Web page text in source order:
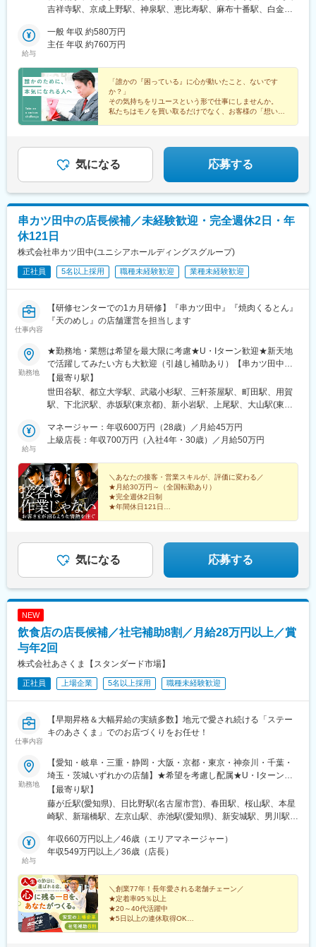
鉄・小田急)、伊勢佐木長者町駅、南流山駅、東成岩駅、栄町駅(愛
天満駅、大阪阿部野橋駅、貝塚駅(大阪府)、四ツ橋駅、大阪狭山市
駅、多田駅(兵庫県)、紀和駅、畝傍御陵前駅、八丁堀駅(広島県)、
浜町アーケード駅、脇田駅、いづろ通駅、府中本町駅、亀戸水神
駅、有明駅(東京都)、鮫洲駅、上野広小路駅、志茂駅、都電雑司ケ
谷駅、京王多摩センター駅、高島町駅、新大津駅、大師橋駅、日
ノ出町駅、小金城趾駅、久屋大通駅、近鉄四日市駅、四条駅(京都
市営)、扇町駅(大阪府)、天王寺駅、近義の里駅、長堀橋駅、胡町
駅、朝日通駅
この機会にご応募ください！≪募集中の拠点≫◆ 東北エリア宮城
部エリア愛知県・岐阜県・静岡県◆北信越エリア長野県◆ 関西エ
リア京都府・大阪府・兵庫県・奈良県◆中国・四国エリア広島
くは・・・https://www.eco-ring.com/shopこちらから詳細住所を
ご確認ください。※将来的にキャリアップのための全国転勤あり
吉祥寺駅、京成上野駅、神泉駅、恵比寿駅、麻布十番駅、白金台
鉄・小田急)、綱島駅、浦和駅、細畑駅、藤が丘駅(愛知県)、上社
駅、金山駅(愛知県)、川名駅、港区役所駅、杁ケ池公園駅、蟹江
駅、下松駅(大阪府)、小林駅(兵庫県)、飾磨駅、御着駅、苦楽園口
駅、甲南山手駅、須磨寺駅、芦屋駅(東海道本線)、東福山駅、立町
駅、草津駅(広島県)、楽々園駅、緑井駅、中洲川端駅、西鉄千早
駅、薬院駅、姪浜駅、光の森駅、宇宿一丁目駅、泉中央駅、船堀
駅、西太子堂駅、新御茶ノ水駅、仙川駅、佐倉駅、幸谷駅、南柏
崎駅、つきみ野駅、川口駅、武蔵藤沢駅、北方真桑駅、大門駅(愛
知県)、稲荷口駅、西焼津駅、長沼駅(静岡県)、東静岡駅、六合
駅、北大路駅、鳥取ノ荘駅、熊取駅、針中野駅、なんば駅(南海
駅、船戸駅、紀ノ川駅、住吉駅(東京都)、王子駅前駅、井の頭公園
駅、上野駅、渋谷駅、広尾駅、六本木駅、海老名駅(相模線)、新綱
島駅、尾頭橋駅、東海通駅、寺田駅(京都府)、大阪上本町駅、深江
駅(兵庫県)、芦屋川駅、八丁堀駅(広島県)、古江駅(広島県)、佐伯
通駅、脇田駅、三軒茶屋駅、小川町駅(東京都)、新松戸駅、尻手
駅、柚木駅(静岡鉄道線)、鞍馬口駅、駒川中野駅、なんば駅(地下
駅、本通駅、櫛田神社前駅、香椎宮前駅、渡辺通駅、宇宿駅、若
林駅(東京都)、淡路町駅、大国町駅
給与
一般 年収 約580万円
主任 年収 約760万円
「誰かの『困っている』に心が動いたこと、ないです
か？」
その気持ちをリユースという形で仕事にしませんか。
私たちはモノを買い取るだけでなく、お客様の「想い」
気になる 応募する
串カツ田中の店長候補／未経験歓迎・完全週休2日・年
休121日
株式会社串カツ田中(ユニシアホールディングスグループ)
正社員 5名以上採用 職種未経験歓迎 業種未経験歓迎
仕事内容
【研修センターでの1カ月研修】『串カツ田中』『焼肉くるとん』
『天のめし』の店舗運営を担当します
勤務地
★勤務地・業態は希望を最大限に考慮★U・Iターン歓迎★新天地
で活躍してみたい方も大歓迎（引越し補助あり）【串カツ田中】
日本各地の店舗・東北：宮城県・関東：茨城県、栃木県、群馬
県、埼玉県、千葉県、東京都、神奈川県・東海：岐阜県、愛知
県・関西：滋賀県、京都府、大阪府、兵庫県、奈良県・九州：福
喫煙対策あり（全店禁煙）
【最寄り駅】
世田谷駅、都立大学駅、武蔵小杉駅、三軒茶屋駅、町田駅、用賀
駅、下北沢駅、赤坂駅(東京都)、新小岩駅、上尾駅、大山駅(東京
原駅、神泉駅、三田駅(東京都)、船橋駅、水道橋駅、中目黒駅、綾
瀬駅、たまプラーザ駅、御徒町駅、新浦安駅、品川駅、田無駅、
昭島駅、東日本橋駅、東銀座駅、流山おおたかの森駅、築地駅、
尾山台駅、後楽園駅、三俣駅、小田急相模原駅、志木駅、成瀬
駅、関内駅、金沢文庫駅、佐野駅、有楽町駅、地下鉄成増駅、海
老名駅(相模線)、戸塚駅、千葉ニュータウン中央駅、柏駅、神田駅
(東京都)、センター南駅、新横浜駅、石原駅(埼玉県)、武蔵小山
原駅、長町駅、所沢駅、府中駅(東京都)、花小金井駅、新所沢駅、
小手指駅、東小金井駅、南浦和駅、根岸駅(神奈川県)、さいたま新
都心駅、新鎌ケ谷駅、辻堂駅、西八王子駅、元山駅(千葉県)、向ケ
駅、鶴見駅、春日部駅、越谷レイクタウン駅、八潮駅、勝田台
駅、海浜幕張駅、市ケ谷駅、北仙台駅、高幡不動駅、浦安駅(千葉
県)、東戸塚駅、葛西駅、一之江駅、旗の台駅、つくば駅、四ツ橋
駅、西院駅(阪急線)、名古屋駅、池下駅、亀島駅、尼崎駅(東海道
本線)、御器所駅、中村公園駅、南方駅(大阪府)、豊田市駅、鴻池
駅、新長田駅、近鉄八尾駅、酒殿駅、新大宮駅、千種駅、今里駅
(地下鉄)、枝光駅、刈谷駅、金山駅(福岡県)、東郷駅、三郷駅(愛知
路駅、高蔵寺駅、黒川駅(愛知県)、垂水駅、箕面萱野駅、東岡崎
駅、伊丹駅(阪急線)、星ケ丘駅(愛知県)、布施駅、枚方市駅、知立
駅、京阪山科駅、藤が丘駅(愛知県)、西宮駅、樟葉駅、梅小路京都
西駅、藤枝駅、近江八幡駅、代官山駅、祇園四条駅、京都市役所
前駅、上町駅、新丸子駅、西太子堂駅、池ノ上駅、赤坂見附駅、
中板橋駅、入谷駅(東京都)、新宿駅(東京メトロ)、代々木八幡駅、
田町駅(東京都)、京成船橋駅、九段下駅、上野御徒町駅、北品川
駅、新松戸駅、人形町駅、汐留駅、宝町駅(東京都)、馬喰横山駅、
通り駅、銀座一丁目駅、成増駅、淡路町駅、西小山駅、浜松町
駅、京急東神奈川駅、東宮原駅、長町一丁目駅、府中競馬正門前
駅、新小金井駅、登戸駅、小田急永山駅、横浜駅、参宮橋駅、大
崎広小路駅、落合駅(東京都)、仲御徒町駅、千鳥町駅、西早稲田
駅、習志野駅、京王八王子駅、駒込駅、京急鶴見駅、東葉勝田台
給与
マネージャー：年収600万円（28歳）／月給45万円
上級店長：年収700万円（入社4年・30歳）／月給50万円
＼あなたの接客・営業スキルが、評価に変わる／
★月給30万円～（全国転勤あり）
★完全週休2日制
★年間休日121日
気になる 応募する
NEW
飲食店の店長候補／社宅補助8割／月給28万円以上／賞
与年2回
株式会社あさくま【スタンダード市場】
正社員 上場企業 5名以上採用 職種未経験歓迎
仕事内容
【早期昇格＆大幅昇給の実績多数】地元で愛され続ける「ステー
キのあさくま」でのお店づくりをお任せ！
勤務地
【愛知・岐阜・三重・静岡・大阪・京都・東京・神奈川・千葉・
埼玉・茨城いずれかの店舗】★希望を考慮し配属★U・Iターン歓
迎・支援あり＜配属店舗＞■愛知県藤が丘ドイツ館店、八熊店、千
音寺店桜山店、星崎店、東浦通り店、鳴海店本店（日進市）、安
城店、岡崎店トヨタ元町店、刈谷店、瀬戸西店半田店、小牧店、
府店、津島店、春日井店、尾張旭店東海加木屋店■岐阜県羽島店、
柳津店、可児店、岐阜長良店、関店■三重県津店、津高茶屋店、桑
田店、宮竹店鹿谷ガーデン店、富士店、三方原店浜松本郷店、浜
松インター店、袋井店富士吉原店、函南店■大阪府西梅田ハービス
プラザ店■京都府京都伏見店■東京都八王子店■神奈川県長後店、
武蔵小杉店、鶴見店、北山田店、相模原店■千葉県南柏店、蘇我
店、松戸店、野田店、市原店■埼玉県狭山店、川越店、越谷店、三
【最寄り駅】
藤が丘駅(愛知県)、日比野駅(名古屋市営)、春田駅、桜山駅、本星
崎駅、新瑞橋駅、左京山駅、赤池駅(愛知県)、新安城駅、男川駅、
駅、妙興寺駅、新日鉄前駅、国府宮駅、近鉄蟹江駅、西尾駅、大
府駅、津島駅、春日井駅(中央本線)、はなみずき通駅、八幡新田
茶屋駅、穴太駅(三重県)、大矢知駅、松ケ崎駅(三重県)、平田町
駅、八幡駅(静岡県)、藤枝駅、豊田町駅、春日町駅、遠州病院駅、
ジヤトコ前駅、積志駅、浜松駅、天竜川駅、袋井駅、伊豆仁田
駅、西梅田駅、中書島駅、北野駅(東京都)、長後駅、武蔵小杉駅、
尻手駅、北山田駅(神奈川県)、上溝駅、南柏駅、蘇我駅、上本郷
給与
年収660万円以上／46歳（エリアマネージャー）
年収549万円以上／36歳（店長）
＼創業77年！長年愛される老舗チェーン／
★定着率95％以上
★20～40代活躍中
★5日以上の連休取得OK